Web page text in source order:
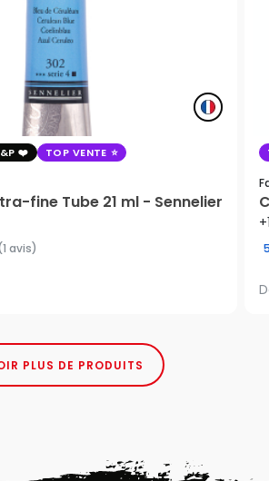
TOP VENTE
fine Tube 21 ml - Sennelier
avis)
PLUS DE PRODUITS